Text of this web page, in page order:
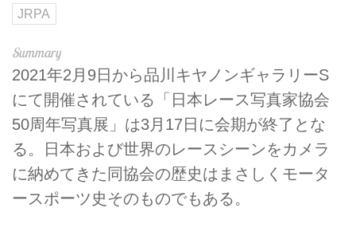
JRPA
2021年2月9日から品川キヤノンギャラリーS
にて開催されている「日本レース写真家協会
50周年写真展」は3月17日に会期が終了とな
る。日本および世界のレースシーンをカメラ
に納めてきた同協会の歴史はまさしくモータ
ースポーツ史そのものでもある。